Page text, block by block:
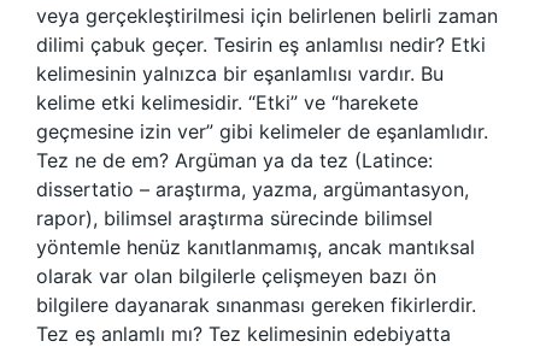
veya gerçekleştirilmesi için belirlenen belirli zaman
dilimi çabuk geçer. Tesirin eş anlamlısı nedir? Etki
kelimesinin yalnızca bir eşanlamlısı vardır. Bu
kelime etki kelimesidir. “Etki” ve “harekete
geçmesine izin ver” gibi kelimeler de eşanlamlıdır.
Tez ne de em? Argüman ya da tez (Latince:
dissertatio – araştırma, yazma, argümantasyon,
rapor), bilimsel araştırma sürecinde bilimsel
yöntemle henüz kanıtlanmamış, ancak mantıksal
olarak var olan bilgilerle çelişmeyen bazı ön
bilgilere dayanarak sınanması gereken fikirlerdir.
Tez eş anlamlı mı? Tez kelimesinin edebiyatta